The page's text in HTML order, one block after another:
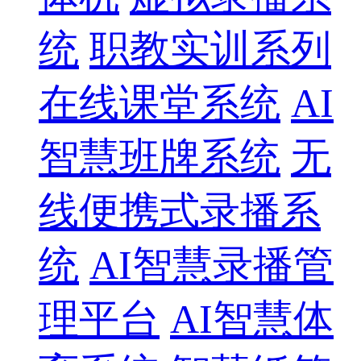
统 职教实训系列
在线课堂系统 AI
智慧班牌系统 无
线便携式录播系
统 AI智慧录播管
理平台 AI智慧体